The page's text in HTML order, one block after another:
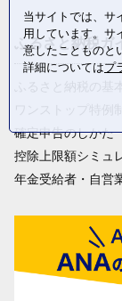
ふるさと納税ガ
ふるさと納税の基
ワンストップ特例
確定申告のしかた
控除上限額シミュ
年金受給者・自営
当サイトでは、サ
用しています。サ
意したことものと
詳細についてはプ